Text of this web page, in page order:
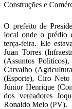
Construções e
O prefeito de
local onde o prédio
terça-feira. Ele
Juan Torres
(Assuntos
Carvalho
(Esporte), Ciro Neto
Júnior Henrique
dos vereadores
Ronaldo Melo (PV).